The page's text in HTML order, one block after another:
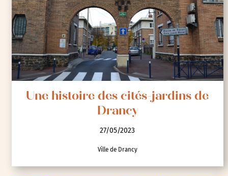
Une histoire des cités-jardins de
Drancy
27/05/2023
Ville de Drancy